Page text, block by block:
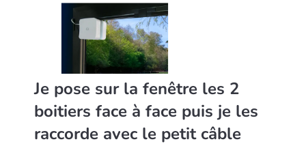
Je pose sur la fenêtre les 2
boitiers face à face puis je les
raccorde avec le petit câble